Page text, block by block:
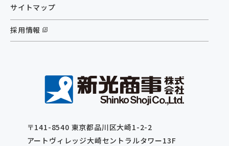
サイトマップ
採用情報
〒141-8540 東京都品川区⼤崎1-2-2
アートヴィレッジ⼤崎セントラルタワー13F